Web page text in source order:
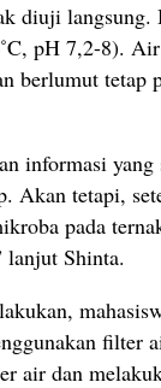
diuji
pH 7,2-8).
berlumut tetap
informasi
Akan tetapi,
pada
lanjut Shinta.
filter
air dan